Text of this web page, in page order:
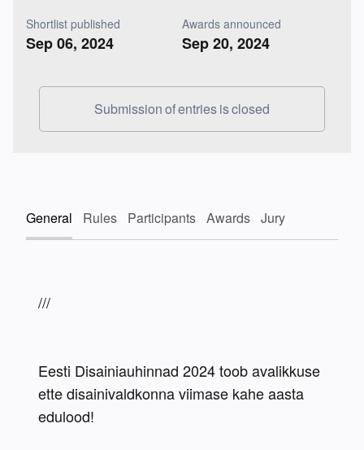
Shortlist published
Sep 06, 2024
Awards announced
Sep 20, 2024
Submission of entries is closed
General Rules Participants Awards Jury
///
Eesti Disainiauhinnad 2024 toob avalikkuse
ette disainivaldkonna viimase kahe aasta
edulood!